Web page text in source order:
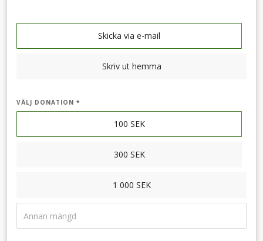
Skicka via e-mail
Skriv ut hemma
VÄLJ DONATION *
100 SEK
300 SEK
1 000 SEK